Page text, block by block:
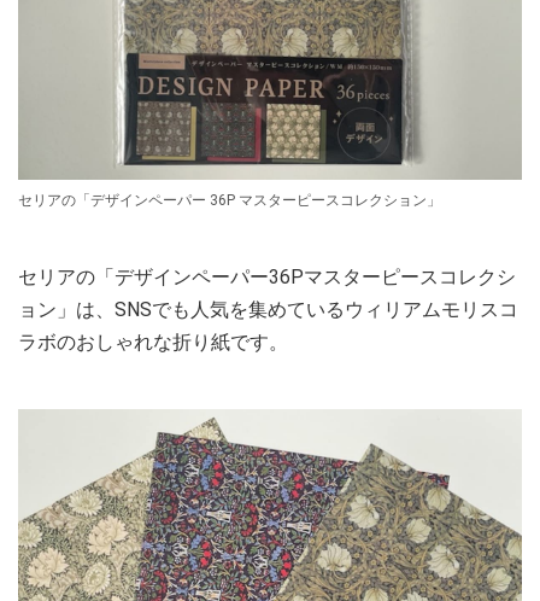
セリアの「デザインペーパー 36P マスターピースコレクション」
セリアの「デザインペーパー36Pマスターピースコレクシ
ョン」は、SNSでも人気を集めているウィリアムモリスコ
ラボのおしゃれな折り紙です。